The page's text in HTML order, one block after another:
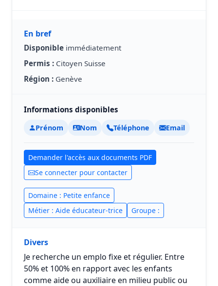
En bref
Disponible immédiatement
Permis : Citoyen Suisse
Région : Genève
Informations disponibles
Prénom Nom Téléphone Email
Demander l'accès aux documents PDF
Se connecter pour contacter
Domaine : Petite enfance
Métier : Aide éducateur-trice
Groupe :
Divers
Je recherche un emplo fixe et régulier. Entre
50% et 100% en rapport avec les enfants
comme aide ou auxiliaire en milieu public ou